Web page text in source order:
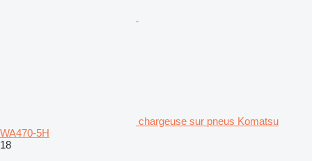
chargeuse sur pneus Komatsu
WA470-5H
18